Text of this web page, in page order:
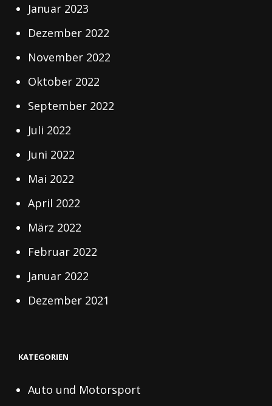
Januar 2023
Dezember 2022
November 2022
Oktober 2022
September 2022
Juli 2022
Juni 2022
Mai 2022
April 2022
März 2022
Februar 2022
Januar 2022
Dezember 2021
KATEGORIEN
Auto und Motorsport